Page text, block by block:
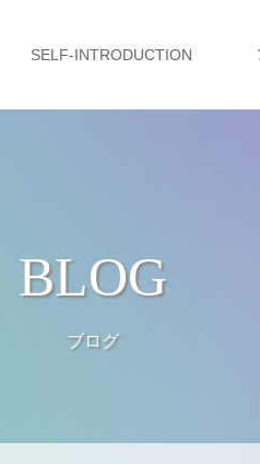
SELF-INTRODUCTION
BLOG
ブログ